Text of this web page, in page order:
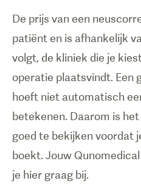
De prijs van een
patiënt en is afhankelijk
volgt, de kliniek die je
operatie plaatsvindt. Een
hoeft niet automatisch
betekenen. Daarom is
goed te bekijken voordat
boekt. Jouw
je hier graag bij.